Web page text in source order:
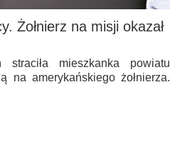
Żołnierz na misji okazał
mieszkanka powiatu
na amerykańskiego żołnierza.